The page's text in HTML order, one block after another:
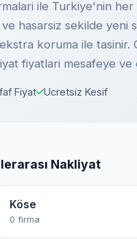
ile Turkiye'nin
hasarsiz sekilde
koruma ile
fiyatlari mesafeye
Fiyat Ucretsiz Kesif
Nakliyat
Köse
0 firma